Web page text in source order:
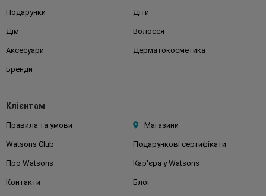
Подарунки Діти
Дім Волосся
Аксесуари Дерматокосметика
Бренди
Клієнтам
Правила та умови Магазини
Watsons Club Подарункові сертифікати
Про Watsons Кар'єра у Watsons
Контакти Блог